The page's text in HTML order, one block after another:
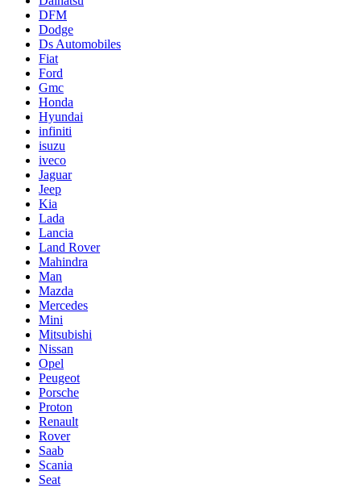
DFM
Dodge
Ds Automobiles
Fiat
Ford
Gmc
Honda
Hyundai
infiniti
isuzu
iveco
Jaguar
Jeep
Kia
Lada
Lancia
Land Rover
Mahindra
Man
Mazda
Mercedes
Mini
Mitsubishi
Nissan
Opel
Peugeot
Porsche
Proton
Renault
Rover
Saab
Scania
Seat